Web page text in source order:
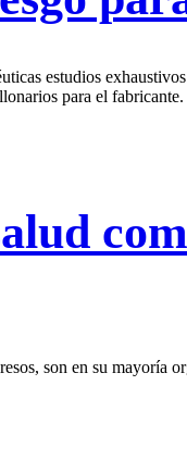
estudios
para el fabricante.
son en su mayoría